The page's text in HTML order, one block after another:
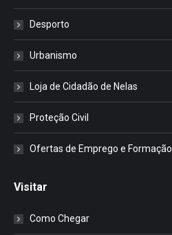
Desporto
Urbanismo
Loja de Cidadão de Nelas
Proteção Civil
Ofertas de Emprego e Formação
Visitar
Como Chegar